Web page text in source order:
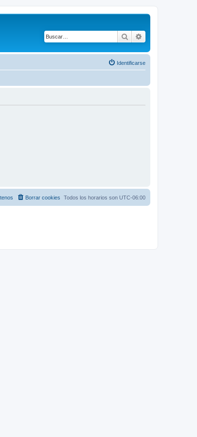
Buscar
Identificarse
Todos los horarios son UTC-06:00
Borrar cookies